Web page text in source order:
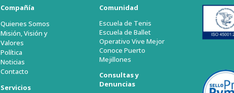
Compañía
Quienes Somos
Misión, Visión y
Valores
Política
Noticias
Contacto
Servicios
Comunidad
Escuela de Tenis
Escuela de Ballet
Operativo Vive Mejor
Conoce Puerto
Mejillones
Consultas y
Denuncias